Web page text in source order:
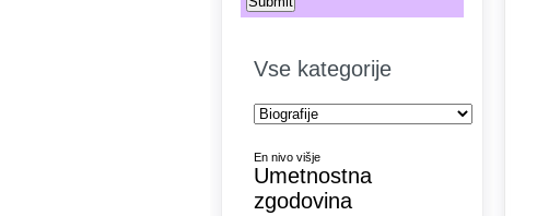
Vse kategorije
En nivo višje
Umetnostna
zgodovina